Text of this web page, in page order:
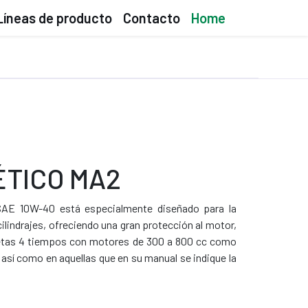
de producto Contacto Home
MA2
10W-40 está especialmente diseñado para la
ofreciendo una gran protección al motor,
4 tiempos con motores de 300 a 800 cc como
como en aquellas que en su manual se indique la